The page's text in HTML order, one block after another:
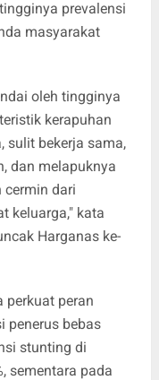
prevalensi
masyarakat
oleh tingginya
kerapuhan
sulit bekerja sama,
dan melapuknya
cermin dari
keluarga," kata
Harganas ke-
perkuat peran
penerus bebas
stunting di
sementara pada